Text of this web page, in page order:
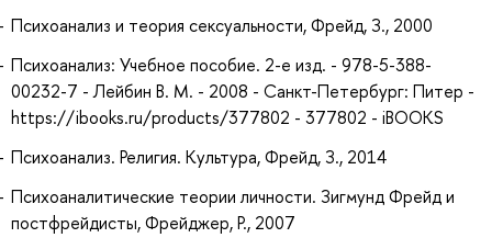
Психоанализ и теория сексуальности, Фрейд, З., 2000
Психоанализ: Учебное пособие. 2-е изд. - 978-5-388-
00232-7 - Лейбин В. М. - 2008 - Санкт-Петербург: Питер -
https://ibooks.ru/products/377802 - 377802 - iBOOKS
Психоанализ. Религия. Культура, Фрейд, З., 2014
Психоаналитические теории личности. Зигмунд Фрейд и
постфрейдисты, Фрейджер, Р., 2007